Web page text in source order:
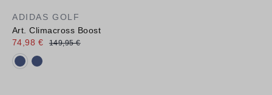
ADIDAS GOLF
Art. Climacross Boost
74,98 €
149,95 €
Verfügbare Farbvarianten: